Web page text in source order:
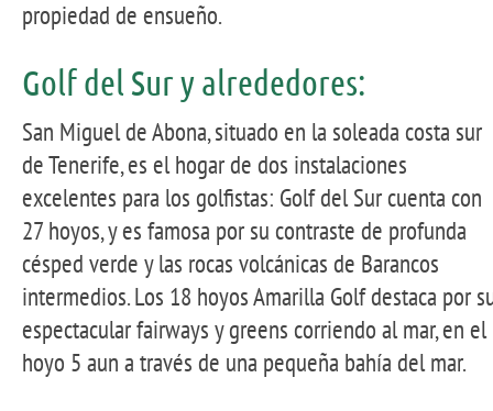
propiedad de ensueño.
Golf del Sur y alrededores:
San Miguel de Abona, situado en la soleada costa sur
de Tenerife, es el hogar de dos instalaciones
excelentes para los golfistas: Golf del Sur cuenta con
27 hoyos, y es famosa por su contraste de profunda
césped verde y las rocas volcánicas de Barancos
intermedios. Los 18 hoyos Amarilla Golf destaca por
espectacular fairways y greens corriendo al mar, en el
hoyo 5 aun a través de una pequeña bahía del mar.